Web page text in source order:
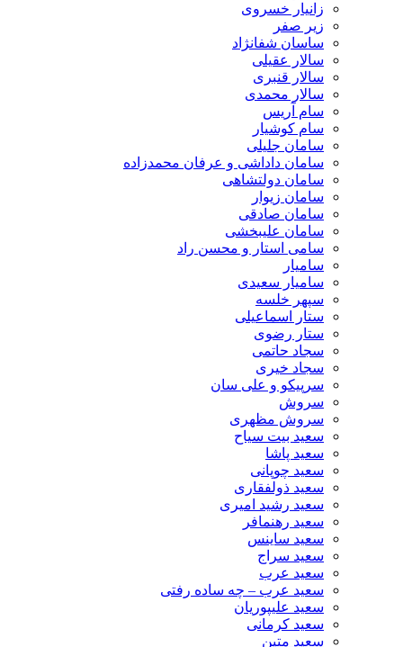
زانیار خسروی
زیر صفر
ساسان شفانژاد
سالار عقیلی
سالار قنبری
سالار محمدی
سام آریس
سام کوشیار
سامان جلیلی
سامان داداشی و عرفان محمدزاده
سامان دولتشاهی
سامان زیوار
سامان صادقی
سامان علیبخشی
سامی استار و محسن راد
سامیار
سامیار سعیدی
سپهر خلسه
ستار اسماعیلی
ستار رضوی
سجاد حاتمی
سجاد خیری
سرپیکو و علی سان
سروش
سروش مظهری
سعید بیت سیاح
سعید پاشا
سعید چوپانی
سعید ذولفقاری
سعید رشید امیری
سعید رهنمافر
سعید ساینس
سعید سراج
سعید عرب
سعید عرب – چه ساده رفتی
سعید علیپوریان
سعید کرمانی
سعید متین